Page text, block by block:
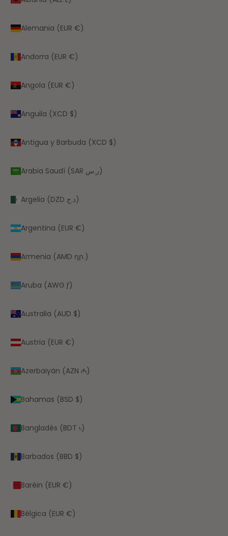
Alemania (EUR €)
Andorra (EUR €)
Angola (EUR €)
Anguila (XCD $)
Antigua y Barbuda (XCD $)
Arabia Saudí (SAR ر.س)
Argelia (DZD د.ج)
Argentina (EUR €)
Armenia (AMD դր.)
Aruba (AWG ƒ)
Australia (AUD $)
Austria (EUR €)
Azerbaiyán (AZN ₼)
Bahamas (BSD $)
Bangladés (BDT ৳)
Barbados (BBD $)
Baréin (EUR €)
Bélgica (EUR €)